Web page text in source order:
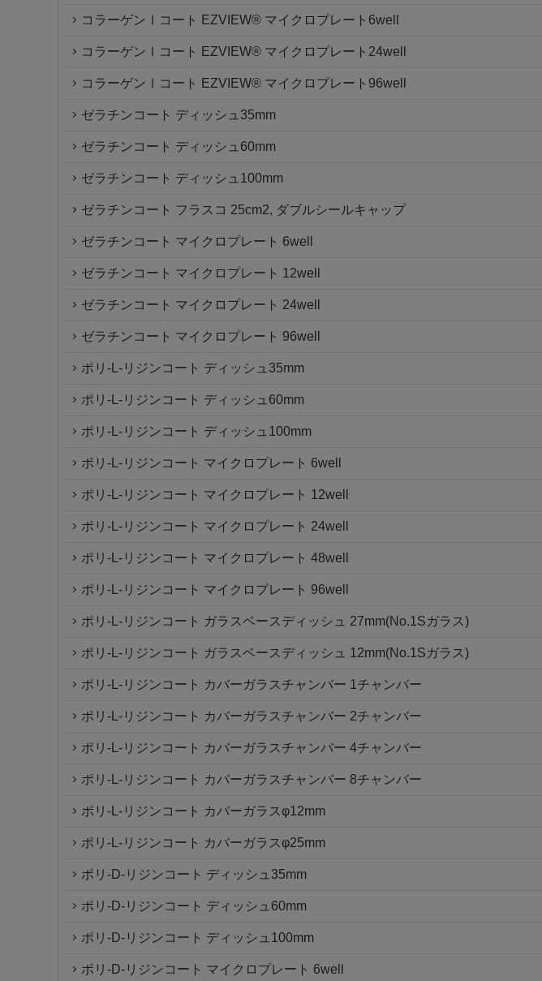
コラーゲンⅠコート EZVIEW® マイクロプレート6well
コラーゲンⅠコート EZVIEW® マイクロプレート24well
コラーゲンⅠコート EZVIEW® マイクロプレート96well
ゼラチンコート ディッシュ35mm
ゼラチンコート ディッシュ60mm
ゼラチンコート ディッシュ100mm
ゼラチンコート フラスコ 25cm2, ダブルシールキャップ
ゼラチンコート マイクロプレート 6well
ゼラチンコート マイクロプレート 12well
ゼラチンコート マイクロプレート 24well
ゼラチンコート マイクロプレート 96well
ポリ-L-リジンコート ディッシュ35mm
ポリ-L-リジンコート ディッシュ60mm
ポリ-L-リジンコート ディッシュ100mm
ポリ-L-リジンコート マイクロプレート 6well
ポリ-L-リジンコート マイクロプレート 12well
ポリ-L-リジンコート マイクロプレート 24well
ポリ-L-リジンコート マイクロプレート 48well
ポリ-L-リジンコート マイクロプレート 96well
ポリ-L-リジンコート ガラスベースディッシュ 27mm(No.1Sガラス)
ポリ-L-リジンコート ガラスベースディッシュ 12mm(No.1Sガラス)
ポリ-L-リジンコート カバーガラスチャンバー 1チャンバー
ポリ-L-リジンコート カバーガラスチャンバー 2チャンバー
ポリ-L-リジンコート カバーガラスチャンバー 4チャンバー
ポリ-L-リジンコート カバーガラスチャンバー 8チャンバー
ポリ-L-リジンコート カバーガラスφ12mm
ポリ-L-リジンコート カバーガラスφ25mm
ポリ-D-リジンコート ディッシュ35mm
ポリ-D-リジンコート ディッシュ60mm
ポリ-D-リジンコート ディッシュ100mm
ポリ-D-リジンコート マイクロプレート 6well